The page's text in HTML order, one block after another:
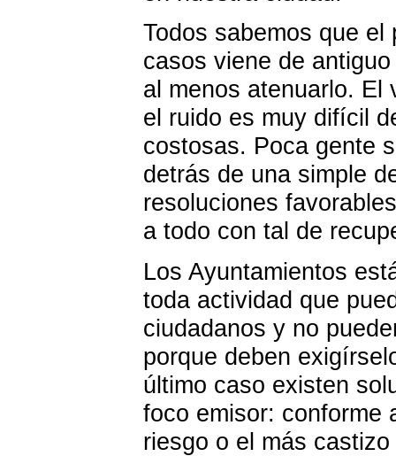
Todos sabemos que
casos viene de
al menos atenuarlo. El
el ruido es muy difícil
costosas. Poca gente
detrás de una simple
resoluciones
a todo con tal de
Los Ayuntamientos
toda actividad que
ciudadanos y no
porque deben
último caso existen
foco emisor: conforme
riesgo o el más castizo